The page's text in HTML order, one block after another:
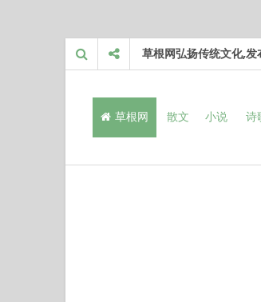
Skip
to
content
草根网弘扬传统文化,
草根网 散文 小说 诗